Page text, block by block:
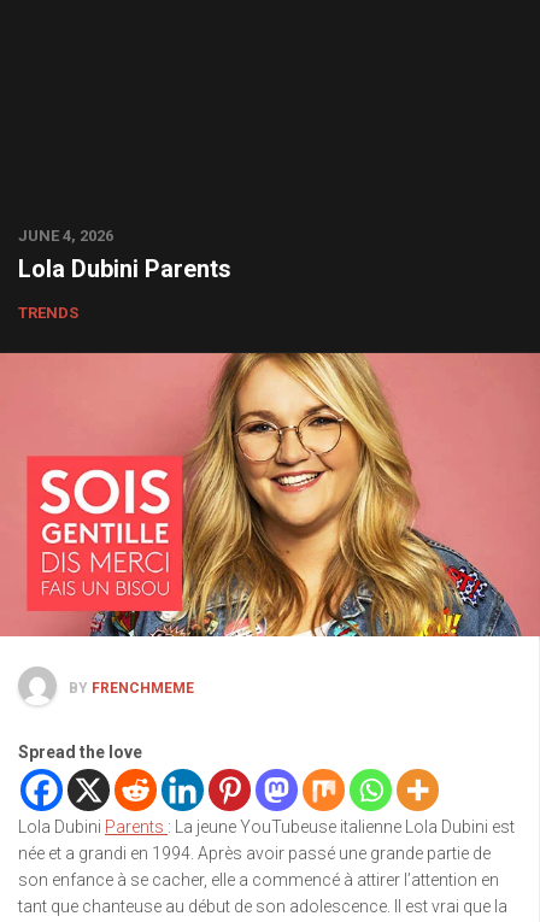
JUNE 4, 2026
Lola Dubini Parents
TRENDS
BY FRENCHMEME
Spread the love
Lola Dubini Parents : La jeune YouTubeuse italienne Lola Dubini est
née et a grandi en 1994. Après avoir passé une grande partie de
son enfance à se cacher, elle a commencé à attirer l’attention en
tant que chanteuse au début de son adolescence. Il est vrai que la